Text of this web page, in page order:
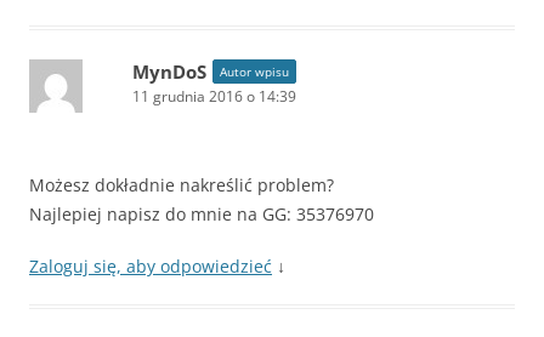
MynDoS Autor wpisu
11 grudnia 2016 o 14:39
Możesz dokładnie nakreślić problem?
Najlepiej napisz do mnie na GG: 35376970
Zaloguj się, aby odpowiedzieć ↓